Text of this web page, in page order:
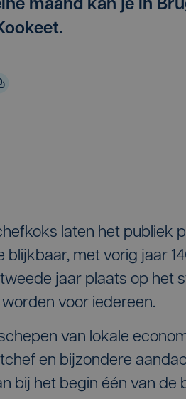
maand kan je in
laten het publiek
blijkbaar, met vorig jaar
jaar plaats op het
voor iedereen.
van lokale
en bijzondere
bij het begin één van